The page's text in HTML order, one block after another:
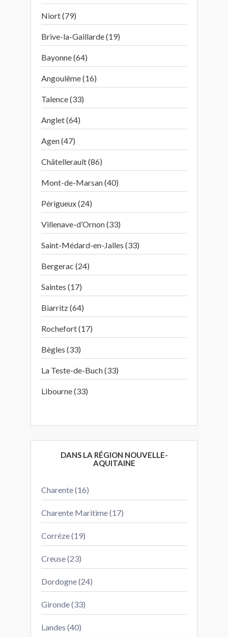
Niort (79)
Brive-la-Gaillarde (19)
Bayonne (64)
Angoulême (16)
Talence (33)
Anglet (64)
Agen (47)
Châtellerault (86)
Mont-de-Marsan (40)
Périgueux (24)
Villenave-d’Ornon (33)
Saint-Médard-en-Jalles (33)
Bergerac (24)
Saintes (17)
Biarritz (64)
Rochefort (17)
Bègles (33)
La Teste-de-Buch (33)
Libourne (33)
DANS LA RÉGION NOUVELLE-
AQUITAINE
Charente (16)
Charente Maritime (17)
Corréze (19)
Creuse (23)
Dordogne (24)
Gironde (33)
Landes (40)